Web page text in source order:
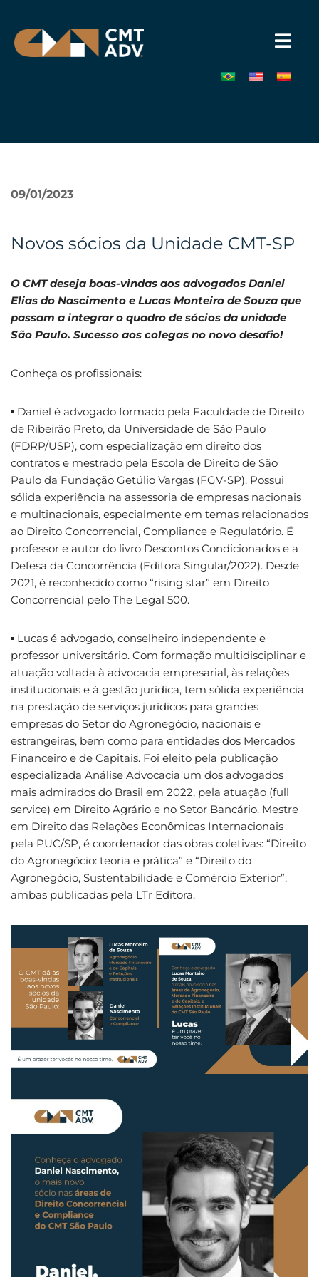
Pular
para
»
Novos sócios da Unidade CMT-SP
09/01/2023
O CMT deseja boas-vindas aos advogados Daniel
Elias do Nascimento e Lucas Monteiro de Souza que
passam a integrar o quadro de sócios da unidade
São Paulo. Sucesso aos colegas no novo desafio!
Conheça os profissionais:
▪ Daniel é advogado formado pela Faculdade de Direito
de Ribeirão Preto, da Universidade de São Paulo
(FDRP/USP), com especialização em direito dos
contratos e mestrado pela Escola de Direito de São
Paulo da Fundação Getúlio Vargas (FGV-SP). Possui
sólida experiência na assessoria de empresas nacionais
e multinacionais, especialmente em temas relacionados
ao Direito Concorrencial, Compliance e Regulatório. É
professor e autor do livro Descontos Condicionados e a
Defesa da Concorrência (Editora Singular/2022). Desde
2021, é reconhecido como “rising star” em Direito
Concorrencial pelo The Legal 500.
▪ Lucas é advogado, conselheiro independente e
professor universitário. Com formação multidisciplinar e
atuação voltada à advocacia empresarial, às relações
institucionais e à gestão jurídica, tem sólida experiência
na prestação de serviços jurídicos para grandes
empresas do Setor do Agronegócio, nacionais e
estrangeiras, bem como para entidades dos Mercados
Financeiro e de Capitais. Foi eleito pela publicação
especializada Análise Advocacia um dos advogados
mais admirados do Brasil em 2022, pela atuação (full
service) em Direito Agrário e no Setor Bancário. Mestre
em Direito das Relações Econômicas Internacionais
pela PUC/SP, é coordenador das obras coletivas: “Direito
do Agronegócio: teoria e prática” e “Direito do
Agronegócio, Sustentabilidade e Comércio Exterior”,
ambas publicadas pela LTr Editora.